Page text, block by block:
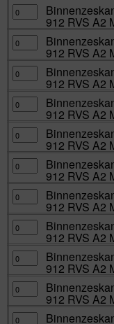
50
aantal
X
110
|
50
aantal
RVS
A2
M
X
140
|
50
aantal
Binnenzeskantbout
cilinderkop
DIN
RVS
A2
M
X
12
|
100
aantal
912 RVS A2
Binnenzeskantbout
cilinderkop
DIN
RVS
A2
M
X
16
|
100
aantal
912 RVS A2
Binnenzeskantbout
cilinderkop
DIN
RVS
A2
M
X
20
|
100
aantal
912 RVS A2
Binnenzeskantbout
cilinderkop
DIN
RVS
A2
M
X
25
|
100
aantal
912 RVS A2
Binnenzeskantbout
cilinderkop
DIN
RVS
A2
M
X
30
|
100
aantal
912 RVS A2
Binnenzeskantbout
cilinderkop
DIN
RVS
A2
M
X
35
|
100
aantal
912 RVS A2
Binnenzeskantbout
cilinderkop
DIN
RVS
A2
M
X
40
|
100
aantal
912 RVS A2
Binnenzeskantbout
cilinderkop
DIN
RVS
A2
M
X
45
|
100
912 RVS A2
Binnenzeskantbout
cilinderkop
DIN
RVS
A2
M
X
912 RVS A2
Binnenzeskantbout
cilinderkop
DIN
RVS
912 RVS A2
Binnenzeskantbout